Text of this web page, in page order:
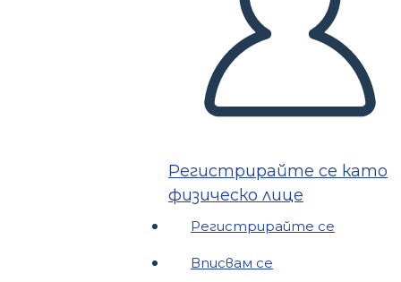
Регистрирайте се като
физическо лице
Регистрирайте се
Вписвам се